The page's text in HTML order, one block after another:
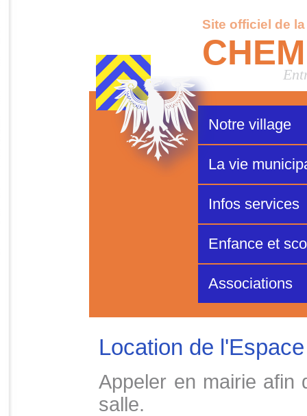
Site officiel de
Notre village
La vie
Infos services
Enfance et
Associations
Location de
Appeler en mairie afin
salle.